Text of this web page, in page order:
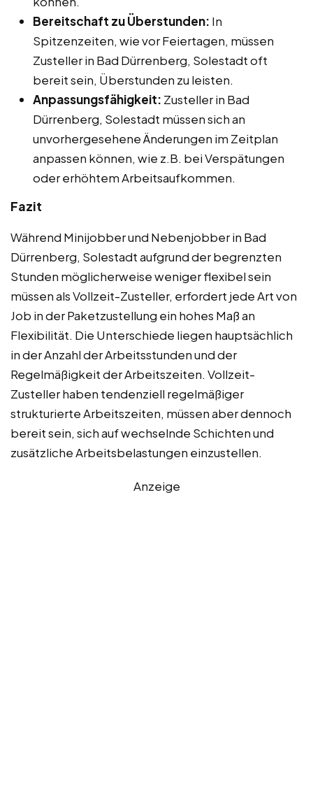
Bereitschaft zu Überstunden: In
Spitzenzeiten, wie vor Feiertagen, müssen
Zusteller in Bad Dürrenberg, Solestadt oft
bereit sein, Überstunden zu leisten.
Anpassungsfähigkeit: Zusteller in Bad
Dürrenberg, Solestadt müssen sich an
unvorhergesehene Änderungen im Zeitplan
anpassen können, wie z.B. bei Verspätungen
oder erhöhtem Arbeitsaufkommen.
Fazit
Während Minijobber und Nebenjobber in Bad
Dürrenberg, Solestadt aufgrund der begrenzten
Stunden möglicherweise weniger flexibel sein
müssen als Vollzeit-Zusteller, erfordert jede Art von
Job in der Paketzustellung ein hohes Maß an
Flexibilität. Die Unterschiede liegen hauptsächlich
in der Anzahl der Arbeitsstunden und der
Regelmäßigkeit der Arbeitszeiten. Vollzeit-
Zusteller haben tendenziell regelmäßiger
strukturierte Arbeitszeiten, müssen aber dennoch
bereit sein, sich auf wechselnde Schichten und
zusätzliche Arbeitsbelastungen einzustellen.
Anzeige